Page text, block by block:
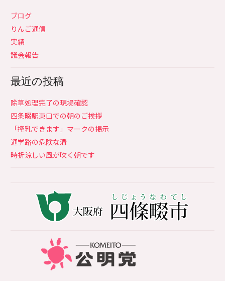
ブログ
りんご通信
実績
議会報告
最近の投稿
除草処理完了の現場確認
四条畷駅東口での朝のご挨拶
「搾乳できます」マークの掲示
通学路の危険な溝
時折涼しい風が吹く朝です